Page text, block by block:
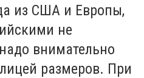
из США и Европы,
не
внимательно
размеров. При